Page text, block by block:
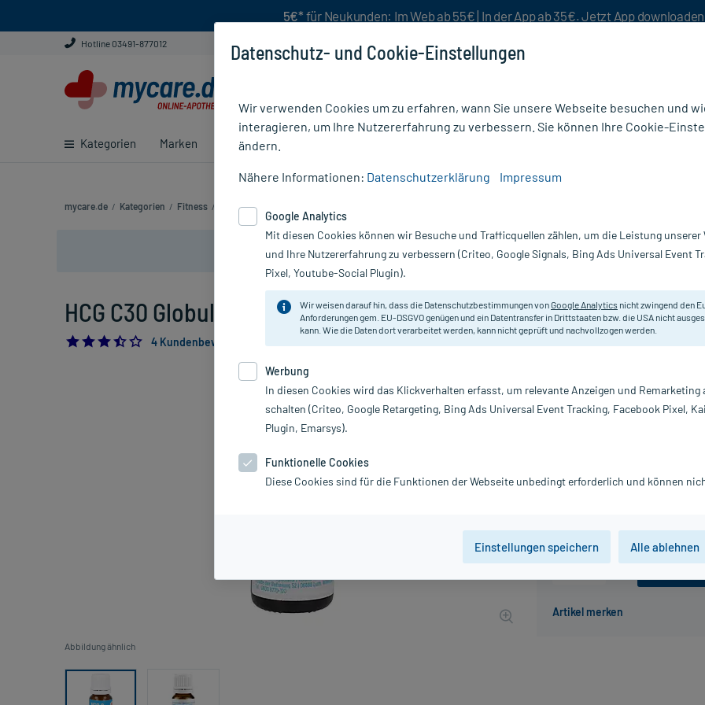
5€* für Neukunden: Im Web ab 55€ | In der App ab 35€. Jetzt App downloaden
Hotline 03491-877012
Kategorien Marken Ratgeber
mycare.de / Kategorien / Fitness / Abnehmen & Diät
Nur für kurze Zeit:Gratis-Versand* ab 19€ Mindestbestellwert!
HCG C30 Globuli, 10 g
3.5
4 Kundenbewertungen*
Abbildung ähnlich
inkl. MwSt. zzgl. Versandkosten
HCG Globuli mit der Hochpotenz
hergestellt.
PZN:
Hersteller:
Datenschutz- und Cookie-Einstellungen
Wir verwenden Cookies um zu erfahren, wann Sie unsere Webseite besuchen und
interagieren, um Ihre Nutzererfahrung zu verbessern. Sie können Ihre Cookie-
ändern.
Nähere Informationen: Datenschutzerklärung Impressum
Google Analytics
Mit diesen Cookies können wir Besuche und Trafficquellen zählen, um die Leistung unserer
und Ihre Nutzererfahrung zu verbessern (Criteo, Google Signals, Bing Ads Universal Event
Pixel, Youtube-Social Plugin).
Wir weisen darauf hin, dass die Datenschutzbestimmungen vonGoogle Analytics nicht zwingend den
Anforderungen gem. EU-DSGVO genügen und ein Datentransfer in Drittstaaten bzw. die USA nicht
kann. Wie die Daten dort verarbeitet werden, kann nicht geprüft und nachvollzogen werden.
Werbung
In diesen Cookies wird das Klickverhalten erfasst, um relevante Anzeigen und Remarketing
schalten (Criteo, Google Retargeting, Bing Ads Universal Event Tracking, Facebook Pixel,
Plugin, Emarsys).
Funktionelle Cookies
Diese Cookies sind für die Funktionen der Webseite unbedingt erforderlich und können
Einstellungen speichern Alle ablehnen